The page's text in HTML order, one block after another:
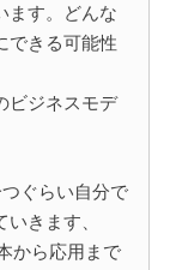
ます。どんな
できる可能性
ビジネスモデ
ぐらい自分で
きます、
から応用まで